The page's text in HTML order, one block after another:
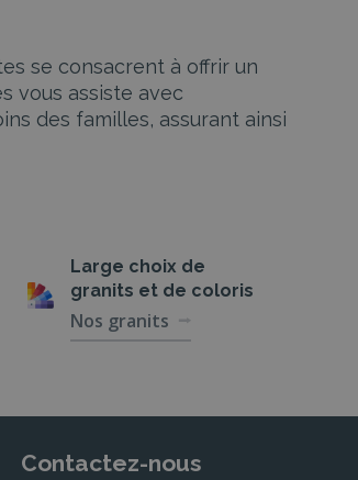
se consacrent à offrir un
vous assiste avec
des familles, assurant ainsi
de la cérémonie funéraire à
tombales personnalisées aux
Large choix de
granits et de coloris
Nos granits
Contactez-nous